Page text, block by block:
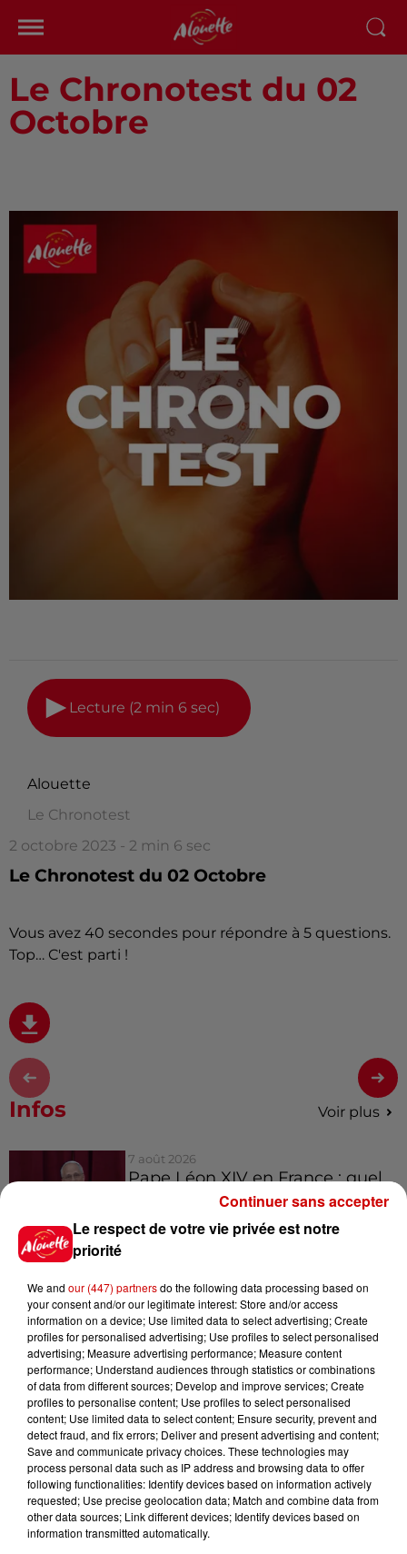
Le Chronotest du 02
Octobre
Lecture (2 min 6 sec)
Alouette
Le Chronotest
2 octobre 2023 - 2 min 6 sec
Le Chronotest du 02 Octobre
Vous avez 40 secondes pour répondre à 5 questions.
Top… C'est parti !
Infos Voir plus
7 août 2026
Pape Léon XIV en France : quel
est son programme ?
Limoges : un bébé d'un mois
blessé dans un incendie, un
appartement...
7 août 2026
Éclipse solaire : découvrez les
meilleurs spots d'observation
du...
7 août 2026
À LA UNE : professeur
Le respect de votre vie privée est notre
priorité
We and our (447) partnersdo the following data processing based on
your consent and/or our legitimate interest: Store and/or access
information on a device; Use limited data to select advertising; Create
profiles for personalised advertising; Use profiles to select personalised
advertising; Measure advertising performance; Measure content
performance; Understand audiences through statistics or combinations
of data from different sources; Develop and improve services; Create
profiles to personalise content; Use profiles to select personalised
content; Use limited data to select content; Ensure security, prevent and
detect fraud, and fix errors; Deliver and present advertising and content;
Save and communicate privacy choices. These technologies may
process personal data such as IP address and browsing data to offer
following functionalities: Identify devices based on information actively
requested; Use precise geolocation data; Match and combine data from
other data sources; Link different devices; Identify devices based on
information transmitted automatically.
Continuer sans accepter